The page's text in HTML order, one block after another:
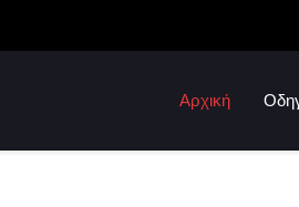
Αρχική